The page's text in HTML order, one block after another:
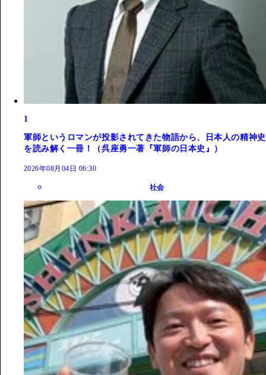
1
軍師というロマンが投影されてきた物語から、日本人の精神史
を読み解く一冊！（呉座勇一著『軍師の日本史』）
2026年08月04日 06:30
社会